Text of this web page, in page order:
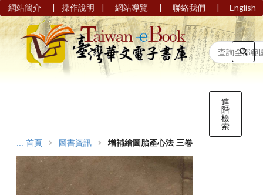
網站簡介 | 操作說明 | 網站導覽 | 聯絡我們 | English
進
階
檢
索
::: 首頁 圖書資訊 增補繪圖胎產心法 三卷